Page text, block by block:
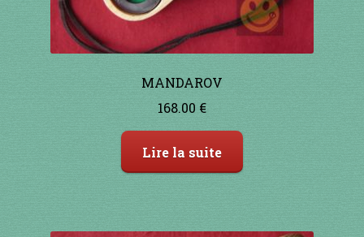
131 à 140€
MANDAROV
168.00 €
Lire la suite